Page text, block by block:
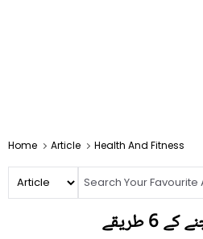
Home Article Health And Fitness
طریقے